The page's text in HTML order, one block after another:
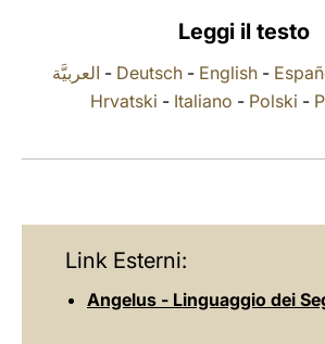
Leggi il testo
العربيَّة - Deutsch- English-
Hrvatski - Italiano - Polski -
Link Esterni:
Angelus - Linguaggio dei